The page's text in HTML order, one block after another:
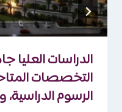
الدراسات العليا
التخصصات
الرسوم الدراسية،